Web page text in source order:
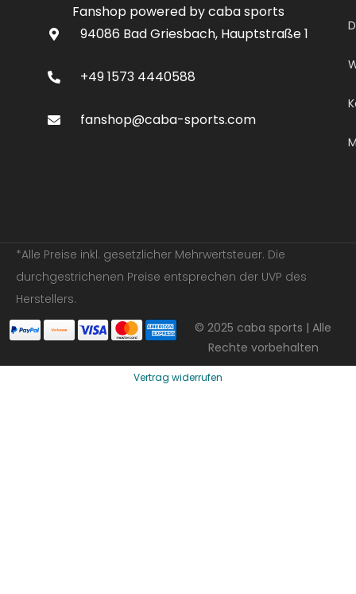
Fanshop powered by caba sports
94086 Bad Griesbach, Hauptstraße 1
+49 1573 4440588
fanshop@caba-sports.com
*Alle Preise inkl. gesetzlicher Mehrwertsteuer. Die
durchgestrichenen Preise entsprechen der UVP des
Herstellers.
© 2025 caba sports | Alle
Rechte vorbehalten
Vertrag widerrufen